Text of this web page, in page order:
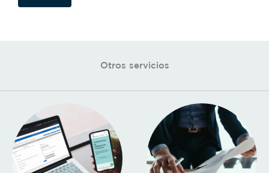
Otros servicios